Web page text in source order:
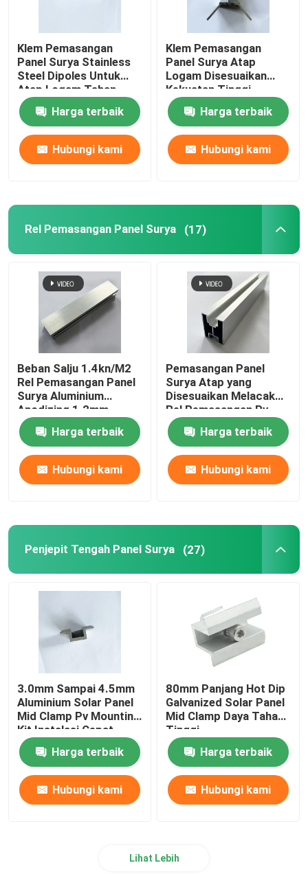
Tur Pabrik
Kontrol kualitas
Hubungi kami
Permintaan Penawaran
Sistem Pemasangan Panel Surya
Braket Pemasangan Panel Surya
Klem Pemasangan Panel Surya
Rel Pemasangan Panel Surya
Penjepit Tengah Panel Surya
Penjepit Ujung Panel Surya
Kit Sambungan Rel
Kait Atap Surya
Baki Kabel Galvanis
Plat Baja Anti Selip
Klem Pemasangan
Panel Surya Stainless
Steel Dipoles Untuk
Atap Logam Tahan
Karat
Harga terbaik
Hubungi kami
Klem Pemasangan
Panel Surya Atap
Logam Disesuaikan
Kekuatan Tinggi
Harga terbaik
Hubungi kami
Rel Pemasangan Panel Surya (17)
Beban Salju 1.4kn/M2
Rel Pemasangan Panel
Surya Aluminium
Anodizing 1.2mm
Harga terbaik
Hubungi kami
Pemasangan Panel
Surya Atap yang
Disesuaikan Melacak
Rel Pemasangan Pv
Surya Tahan Karat
Harga terbaik
Hubungi kami
Penjepit Tengah Panel Surya (27)
3.0mm Sampai 4.5mm
Aluminium Solar Panel
Mid Clamp Pv Mounting
Kit Instalasi Cepat
Harga terbaik
Hubungi kami
80mm Panjang Hot Dip
Galvanized Solar Panel
Mid Clamp Daya Tahan
Tinggi
Harga terbaik
Hubungi kami
Lihat Lebih